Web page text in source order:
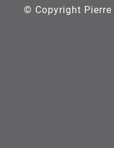
© Copyright Pierre